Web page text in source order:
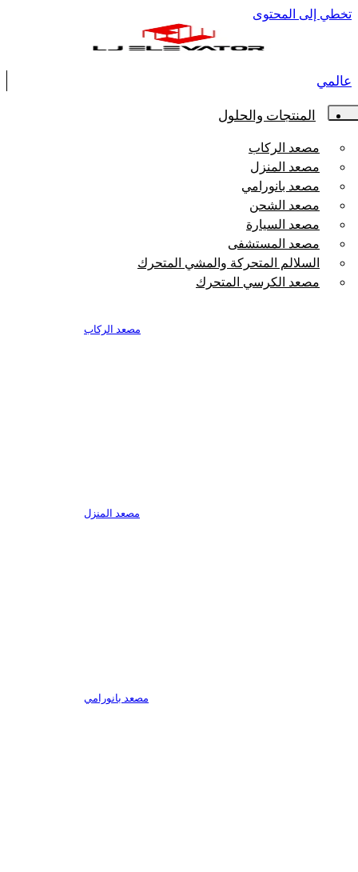
إلى المحتوى
المنتجات والحلول
مصعد الركاب
مصعد المنزل
مصعد بانورامي
مصعد الشحن
مصعد السيارة
مصعد المستشفى
السلالم المتحركة والمشي المتحرك
مصعد الكرسي المتحرك
مصعد الركاب
مصعد المنزل
مصعد بانورامي